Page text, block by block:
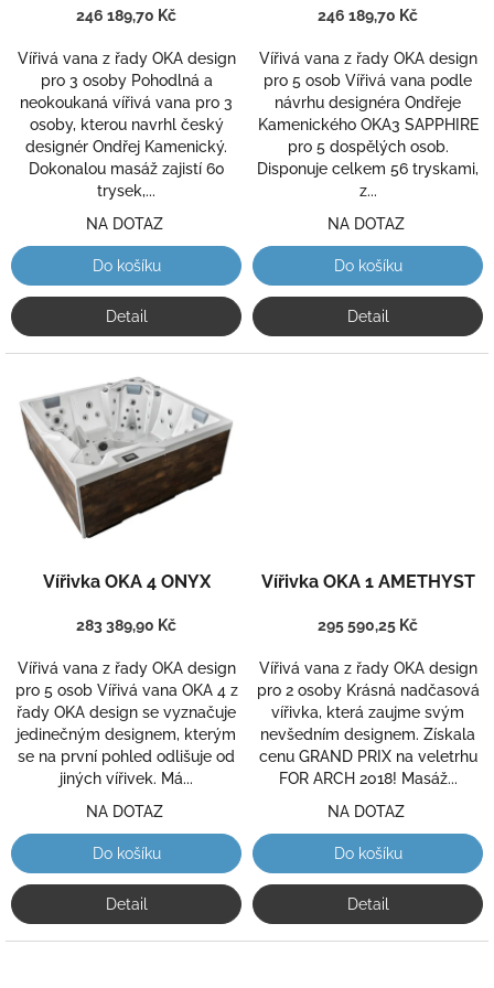
je
z
5
hvězdiček.
246 189,70 Kč
Vířivá vana z řady OKA design
pro 3 osoby Pohodlná a
neokoukaná vířivá vana pro 3
osoby, kterou navrhl český
designér Ondřej Kamenický.
Dokonalou masáž zajistí 60
trysek,...
NA DOTAZ
Do košíku
Detail
je
z
5
hvězdiček.
246 189,70 Kč
Vířivá vana z řady OKA design
pro 5 osob Vířivá vana podle
návrhu designéra Ondřeje
Kamenického OKA3 SAPPHIRE
pro 5 dospělých osob.
Disponuje celkem 56 tryskami,
z...
NA DOTAZ
Do košíku
Detail
hodnocení
je
z
5
hvězdiček.
Vířivka OKA 4 ONYX
283 389,90 Kč
Vířivá vana z řady OKA design
pro 5 osob Vířivá vana OKA 4 z
řady OKA design se vyznačuje
jedinečným designem, kterým
se na první pohled odlišuje od
jiných vířivek. Má...
NA DOTAZ
Do košíku
Detail
hodnocení
je
z
5
hvězdiček.
Vířivka OKA 1 AMETHYST
295 590,25 Kč
Vířivá vana z řady OKA design
pro 2 osoby Krásná nadčasová
vířivka, která zaujme svým
nevšedním designem. Získala
cenu GRAND PRIX na veletrhu
FOR ARCH 2018! Masáž...
NA DOTAZ
Do košíku
Detail